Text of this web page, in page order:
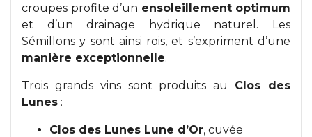
croupes profite d’un ensoleillement optimum
et d’un drainage hydrique naturel. Les
Sémillons y sont ainsi rois, et s’expriment d’une
manière exceptionnelle.
Trois grands vins sont produits au Clos des
Lunes :
Clos des Lunes Lune d’Or, cuvée